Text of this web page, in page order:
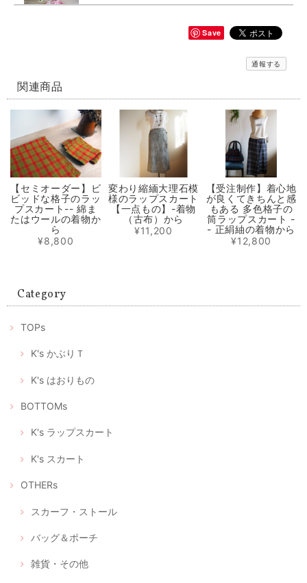
【再販】選べる立体型マスク ノーズワイヤー入り 白生成り/白にブルー小花模様（肌触りの良い着物の裏地綿100％利用）
2020/05/31
選べるマスクケース/タンポポ+レモンイエロー/ピンクにグレーの絣/藍色にブルー絣/藍色にカラフルな絣
① 元気に咲き乱れるタンポポ
2020/05/31
は可愛い物が大好きです。 大変喜んで頂いて、嬉しかったです。 この
からも素敵な作品を楽しみにしております。 ありがとうございました😊
喜んでいただけたようで私もとても嬉しいです。 何よりプ
レゼントに込められた優しい気持ちに、気分も明るくなら
いて、これからもこんなふうに喜んでいただけるリメイク
とうございました。 今後ともどうぞよろしくお願いいたし
2020/04/28
Save
通報する
関連商品
【セミオーダー】ビ
ビッドな格子のラッ
プスカート-- 綿ま
たはウールの着物か
ら
¥8,800
変わり縮緬大理石模
様のラップスカート
【一点もの】-着物
（古布）から
¥11,200
【受注制作】着心地
が良くてきちんと感
もある 多色格子の
筒ラップスカート -
- 正絹紬の着物から
¥12,800
Category
TOPs
K's かぶりＴ
K's はおりもの
BOTTOMs
K's ラップスカート
K's スカート
OTHERs
スカーフ・ストール
バッグ＆ポーチ
雑貨・その他